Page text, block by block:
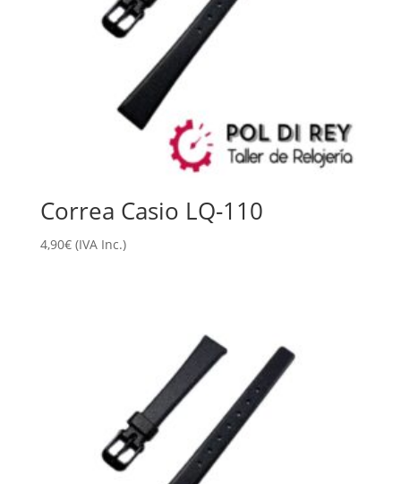
Correa Casio LQ-110
4,90€ (IVA Inc.)